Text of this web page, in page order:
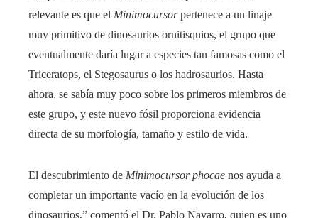
relevante es que el Minimocursorpertenece a un linaje
muy primitivo de dinosaurios ornitisquios, el grupo que
eventualmente daría lugar a especies tan famosas como el
Triceratops, el Stegosaurus o los hadrosaurios. Hasta
ahora, se sabía muy poco sobre los primeros miembros de
este grupo, y este nuevo fósil proporciona evidencia
directa de su morfología, tamaño y estilo de vida.
El descubrimiento de Minimocursor phocae nos ayuda a
completar un importante vacío en la evolución de los
dinosaurios,” comentó el Dr. Pablo Navarro, quien es uno